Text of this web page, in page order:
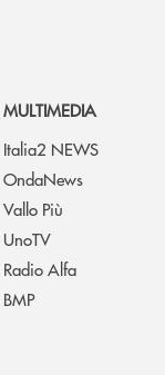
MULTIMEDIA
Italia2 NEWS
OndaNews
Vallo Più
UnoTV
Radio Alfa
BMP